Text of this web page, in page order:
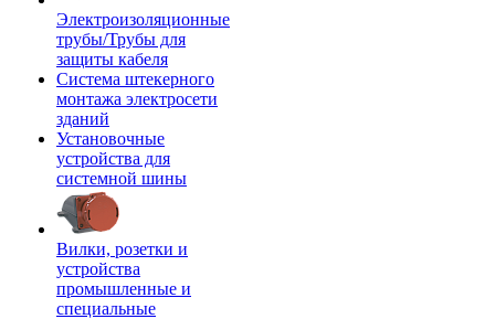
Электроизоляционные
трубы/Трубы для
защиты кабеля
Система штекерного
монтажа электросети
зданий
Установочные
устройства для
системной шины
Вилки, розетки и
устройства
промышленные и
специальные